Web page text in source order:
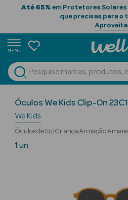
Até 65% em Protetores
que precisas para o
MENU
Ver Tudo
Beauty Season
Cabelo
Beauty Season
Ótica
Óculos Graduados
Óculos We Kids Clip-On
We Kids
Óculos de Sol Criança Armação
1 un